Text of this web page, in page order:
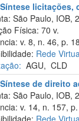
licitações,
São Paulo, IOB,
Física: 70 v.
v. 8, n. 46, p.
Rede
AGU,CLD
de direito
São Paulo, IOB,
v. 14, n. 157,
Rede